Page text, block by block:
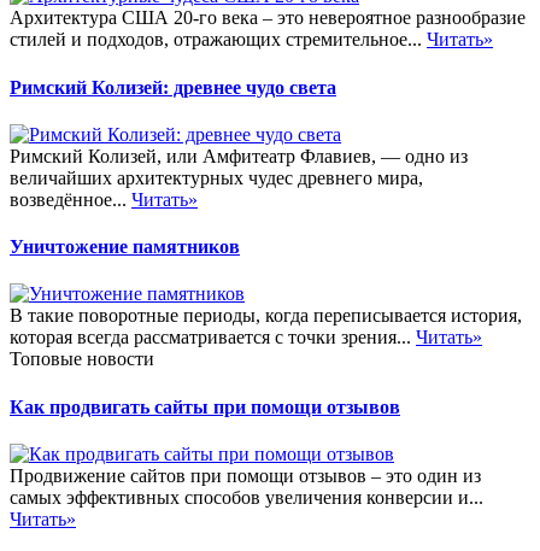
Архитектура США 20-го века – это невероятное разнообразие
стилей и подходов, отражающих стремительное... Читать»
Римский Колизей: древнее чудо света
Римский Колизей, или Амфитеатр Флавиев, — одно из
величайших архитектурных чудес древнего мира,
возведённое... Читать»
Уничтожение памятников
В такие поворотные периоды, когда переписывается история,
которая всегда рассматривается с точки зрения... Читать»
Топовые новости
Как продвигать сайты при помощи отзывов
Продвижение сайтов при помощи отзывов – это один из
самых эффективных способов увеличения конверсии и...
Читать»